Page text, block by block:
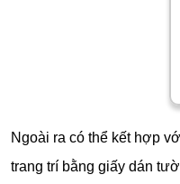
Ngoài ra có thể kết hợp
trang trí bằng giấy dán